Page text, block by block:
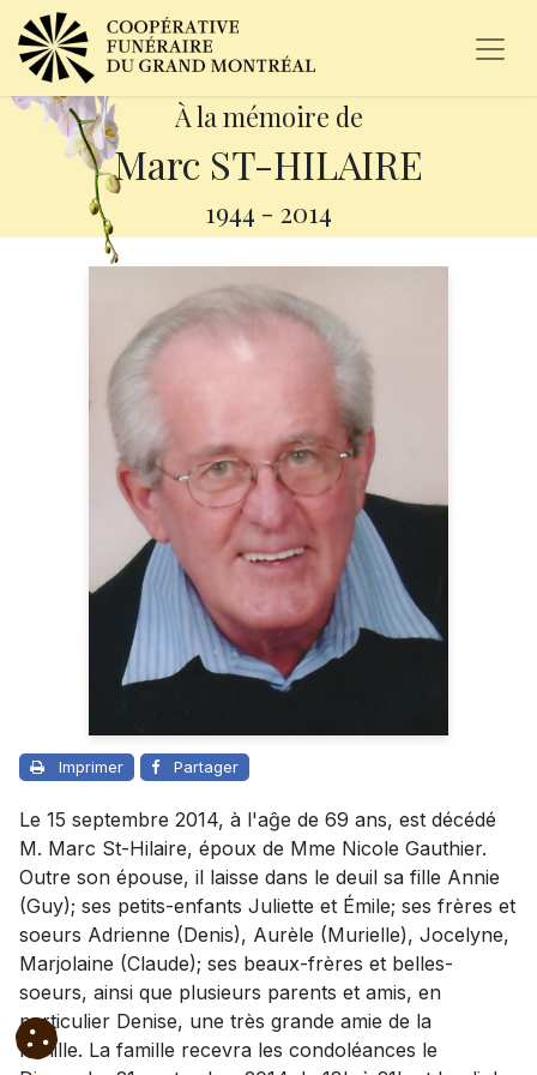
À la mémoire de
Marc ST-HILAIRE
1944 - 2014
Imprimer Partager
Le 15 septembre 2014, à l'aĝe de 69 ans, est décédé
M. Marc St-Hilaire, époux de Mme Nicole Gauthier.
Outre son épouse, il laisse dans le deuil sa fille Annie
(Guy); ses petits-enfants Juliette et Émile; ses frères et
soeurs Adrienne (Denis), Aurèle (Murielle), Jocelyne,
Marjolaine (Claude); ses beaux-frères et belles-
soeurs, ainsi que plusieurs parents et amis, en
particulier Denise, une très grande amie de la
famille. La famille recevra les condoléances le